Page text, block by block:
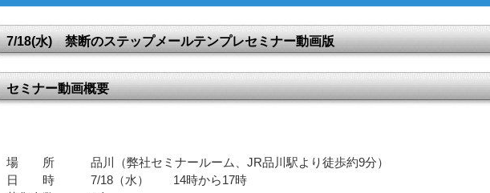
7/18(水) 禁断のステップメールテンプレセミナー動画版
セミナー動画概要
場 所 品川（弊社セミナールーム、JR品川駅より徒歩約9分）
日 時 7/18（水） 14時から17時